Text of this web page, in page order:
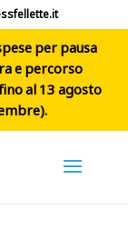
per pausa
e percorso
al 13 agosto